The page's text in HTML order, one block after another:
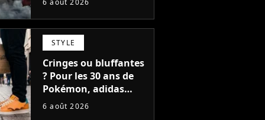
faire quoi que ce soit
de simple
6 août 2026
STYLE
Cringes ou bluffantes
? Pour les 30 ans de
Pokémon, adidas
dévoile une énorme
6 août 2026